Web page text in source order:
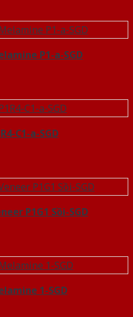
P1-a-SGD
C1-a-SGD
P1G1 Sồi-SGD
1-SGD